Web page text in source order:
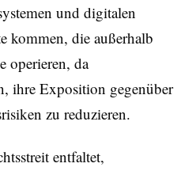
und digitalen
kommen, die außerhalb
operieren, da
ihre Exposition gegenüber
zu reduzieren.
entfaltet,